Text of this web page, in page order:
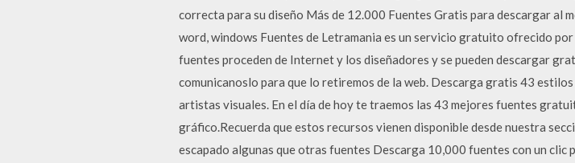
correcta para su diseño Más de 12.000 Fuentes Gratis para descargar al
word, windows Fuentes de Letramania es un servicio gratuito ofrecido
fuentes proceden de Internet y los diseñadores y se pueden descargar
comunicanoslo para que lo retiremos de la web. Descarga gratis 43
artistas visuales. En el día de hoy te traemos las 43 mejores fuentes
gráfico.Recuerda que estos recursos vienen disponible desde nuestra
escapado algunas que otras fuentes Descarga 10,000 fuentes con un